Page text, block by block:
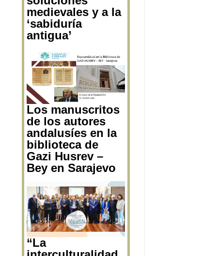
Ante un futuro de
sequía, España
recurre a
soluciones
medievales y a la
‘sabiduría
antigua’
Los manuscritos
de los autores
andalusíes en la
biblioteca de
Gazi Husrev –
Bey en Sarajevo